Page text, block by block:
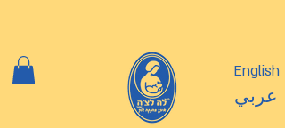
English
عربي